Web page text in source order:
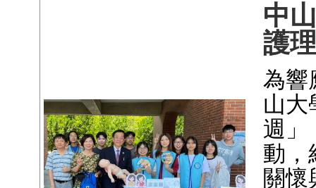
中
護
為響
山大
週」
動，
關懷